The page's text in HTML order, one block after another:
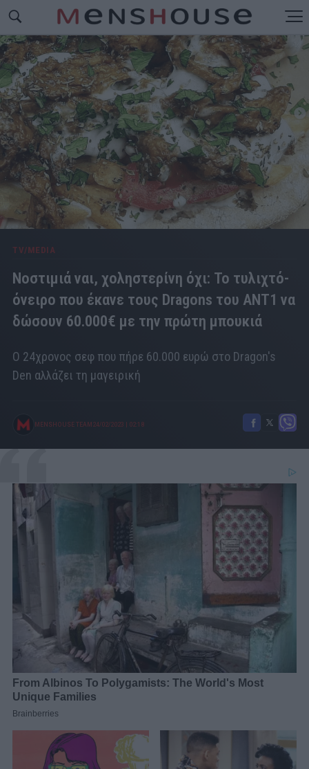
TV/MEDIA
Νοστιμιά ναι, χοληστερίνη όχι: Το τυλιχτό-
όνειρο που έκανε τους Dragons του ΑΝΤ1 να
δώσουν 60.000€ με την πρώτη μπουκιά
Ο 24χρονος σεφ που πήρε 60.000 ευρώ στο Dragon's
Den αλλάζει τη μαγειρική
MENSHOUSE TEAM 24/02/2023 02:18